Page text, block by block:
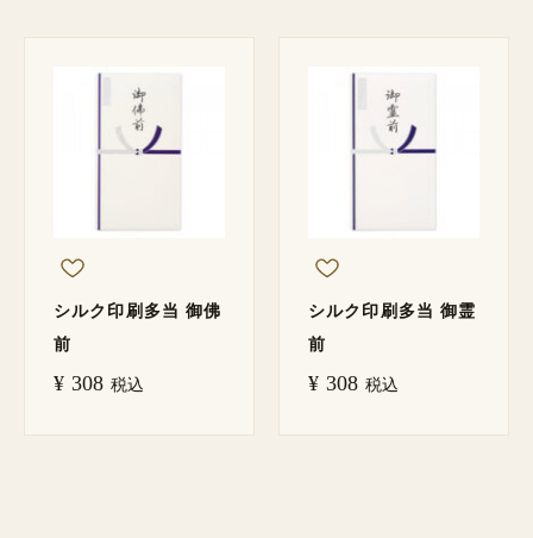
シルク印刷多当 御佛
前
¥ 308 税込
シルク印刷多当 御霊
前
¥ 308 税込